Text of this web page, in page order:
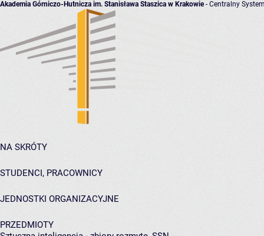
Akademia Górniczo-Hutnicza im. Stanisława Staszica w Krakowie- Centralny
NA SKRÓTY
STUDENCI, PRACOWNICY
JEDNOSTKI ORGANIZACYJNE
PRZEDMIOTY